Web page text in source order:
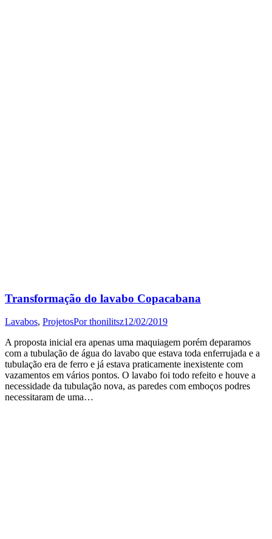
Transformação do lavabo Copacabana
Lavabos, ProjetosPorthonilitsz12/02/2019
A proposta inicial era apenas uma maquiagem porém deparamos
com a tubulação de água do lavabo que estava toda enferrujada e a
tubulação era de ferro e já estava praticamente inexistente com
vazamentos em vários pontos. O lavabo foi todo refeito e houve a
necessidade da tubulação nova, as paredes com emboços podres
necessitaram de uma…